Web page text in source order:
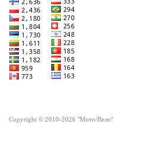
Copyright © 2010-2026 "Мото/Вело"